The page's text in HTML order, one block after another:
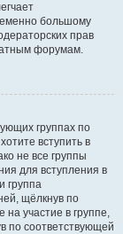
большому
прав
форумам.
группах по
вступить в
не все группы
для вступления в
группа
щёлкнув по
на участие в группе,
по соответствующей